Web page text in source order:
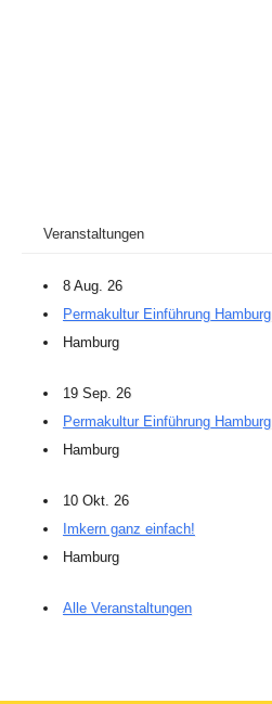
Veranstaltungen
8 Aug. 26
Permakultur Einführung Hamburg
Hamburg
19 Sep. 26
Permakultur Einführung Hamburg
Hamburg
10 Okt. 26
Imkern ganz einfach!
Hamburg
Alle Veranstaltungen